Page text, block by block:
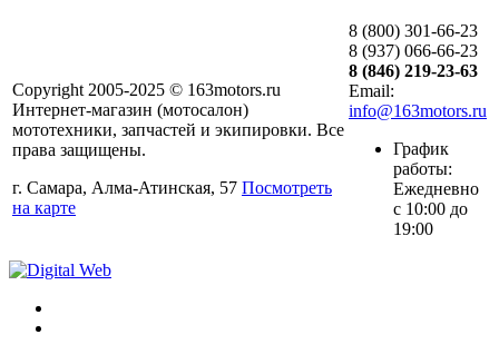
Copyright 2005-2025 © 163motors.ru
Интернет-магазин (мотосалон)
мототехники, запчастей и экипировки. Все
права защищены.
г. Самара, Алма-Атинская, 57 Посмотреть
на карте
8 (800) 301-66-23
8 (937) 066-66-23
8 (846) 219-23-63
Email:
info@163motors.ru
График
работы:
Ежедневно
с 10:00 до
19:00